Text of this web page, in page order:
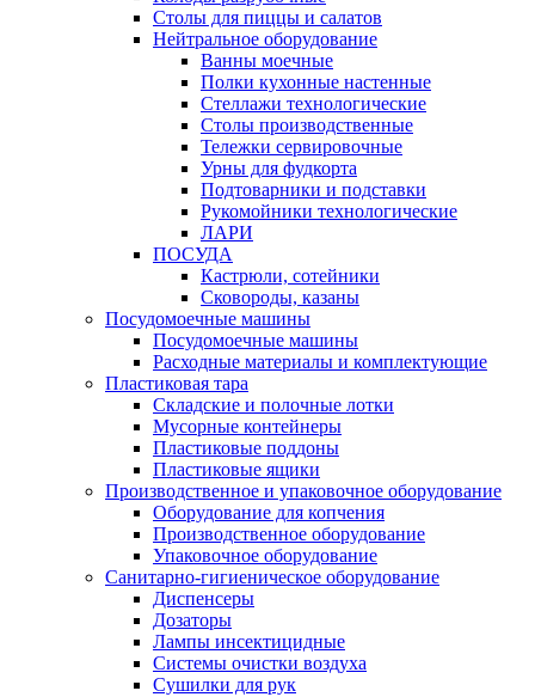
Столы для пиццы и салатов
Нейтральное оборудование
Ванны моечные
Полки кухонные настенные
Стеллажи технологические
Столы производственные
Тележки сервировочные
Урны для фудкорта
Подтоварники и подставки
Рукомойники технологические
ЛАРИ
ПОСУДА
Кастрюли, сотейники
Сковороды, казаны
Посудомоечные машины
Посудомоечные машины
Расходные материалы и комплектующие
Пластиковая тара
Складские и полочные лотки
Мусорные контейнеры
Пластиковые поддоны
Пластиковые ящики
Производственное и упаковочное оборудование
Оборудование для копчения
Производственное оборудование
Упаковочное оборудование
Санитарно-гигиеническое оборудование
Диспенсеры
Дозаторы
Лампы инсектицидные
Системы очистки воздуха
Сушилки для рук